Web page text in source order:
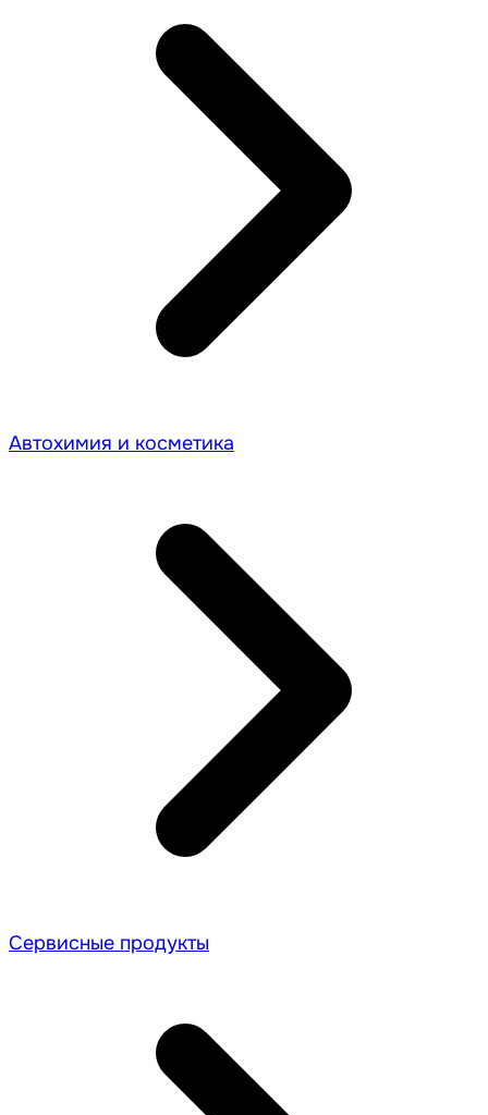
Автохимия и косметика
Сервисные продукты